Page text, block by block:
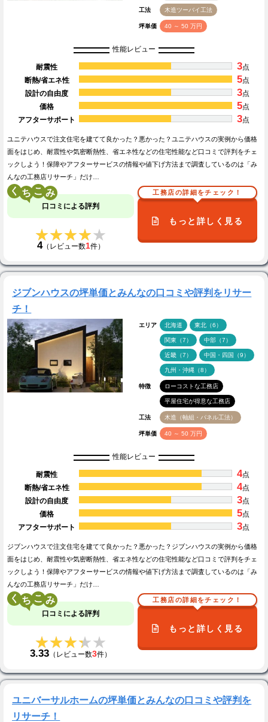
工法 木造ツーバイ工法
坪単価 40 ～ 50 万円
性能レビュー
耐震性 3点
断熱/省エネ性
5点
設計の自由度
3点
価格
5点
アフターサポート
3点
ユニテハウスで注文住宅を建てて良かった？悪かった？ユニテハウスの実例から価格
面をはじめ、耐震性や気密断熱性、省エネ性などの住宅性能など口コミで評判をチェ
ックしよう！保障やアフターサービスの情報や値下げ方法まで調査しているのは「み
んなの工務店リサーチ」だけ…
く こ
口コミによる評判
★★★★★
★★★★★
4（レビュー数1件）
工務店の詳細をチェック！
もっと詳しく見る
ジブンハウスの坪単価とみんなの口コミや評判をリサー
チ！
エリア 北海道 東北（6）
関東（7） 中部（7）
近畿（7） 中国・四国（9）
九州・沖縄（8）
特徴 ローコストな工務店
平屋住宅が得意な工務店
工法 木造（軸組・パネル工法）
坪単価 40 ～ 50 万円
性能レビュー
耐震性 4点
断熱/省エネ性
4点
設計の自由度
3点
価格
5点
アフターサポート
3点
ジブンハウスで注文住宅を建てて良かった？悪かった？ジブンハウスの実例から価格
面をはじめ、耐震性や気密断熱性、省エネ性などの住宅性能など口コミで評判をチェ
ックしよう！保障やアフターサービスの情報や値下げ方法まで調査しているのは「み
んなの工務店リサーチ」だけ…
く こ
口コミによる評判
★★★★★
★★★★★
3.33 （レビュー数3件）
工務店の詳細をチェック！
もっと詳しく見る
ユニバーサルホームの坪単価とみんなの口コミや評判を
リサーチ！